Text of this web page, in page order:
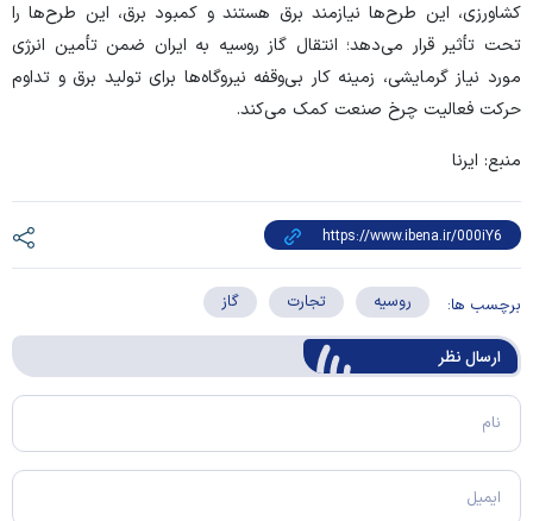
کشاورزی، این طرح‌ها نیازمند برق هستند و کمبود برق، این طرح‌ها را
تحت تأثیر قرار می‌دهد؛ انتقال گاز روسیه به ایران ضمن تأمین انرژی
مورد نیاز گرمایشی، زمینه کار بی‌وقفه نیروگاه‌ها برای تولید برق و تداوم
حرکت فعالیت چرخ صنعت کمک می‌کند.
منبع: ایرنا
برچسب ها: روسیه تجارت گاز
ارسال‌ نظر